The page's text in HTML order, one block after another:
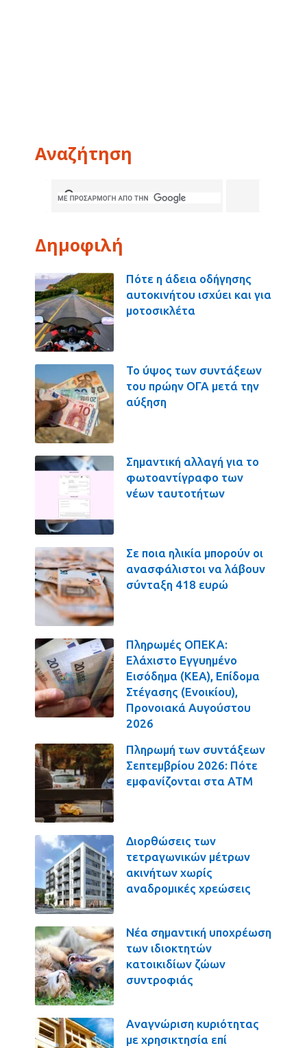
Αναζήτηση
Δημοφιλή
Πότε η άδεια οδήγησης
αυτοκινήτου ισχύει και για
μοτοσικλέτα
Το ύψος των συντάξεων
του πρώην ΟΓΑ μετά την
αύξηση
Σημαντική αλλαγή για το
φωτοαντίγραφο των
νέων ταυτοτήτων
Σε ποια ηλικία μπορούν οι
ανασφάλιστοι να λάβουν
σύνταξη 418 ευρώ
Πληρωμές ΟΠΕΚΑ:
Ελάχιστο Εγγυημένο
Εισόδημα (ΚΕΑ), Επίδομα
Στέγασης (Ενοικίου),
Προνοιακά Αυγούστου
2026
Πληρωμή των συντάξεων
Σεπτεμβρίου 2026: Πότε
εμφανίζονται στα ΑΤΜ
Διορθώσεις των
τετραγωνικών μέτρων
ακινήτων χωρίς
αναδρομικές χρεώσεις
Νέα σημαντική υποχρέωση
των ιδιοκτητών
κατοικιδίων ζώων
συντροφιάς
Αναγνώριση κυριότητας
με χρησικτησία επί